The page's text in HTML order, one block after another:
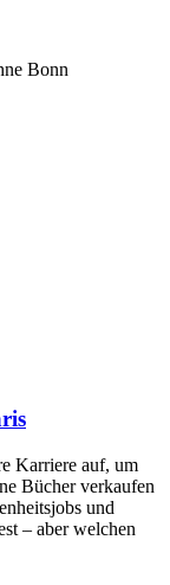
Karriere auf, um
Bücher verkaufen
und
– aber welchen